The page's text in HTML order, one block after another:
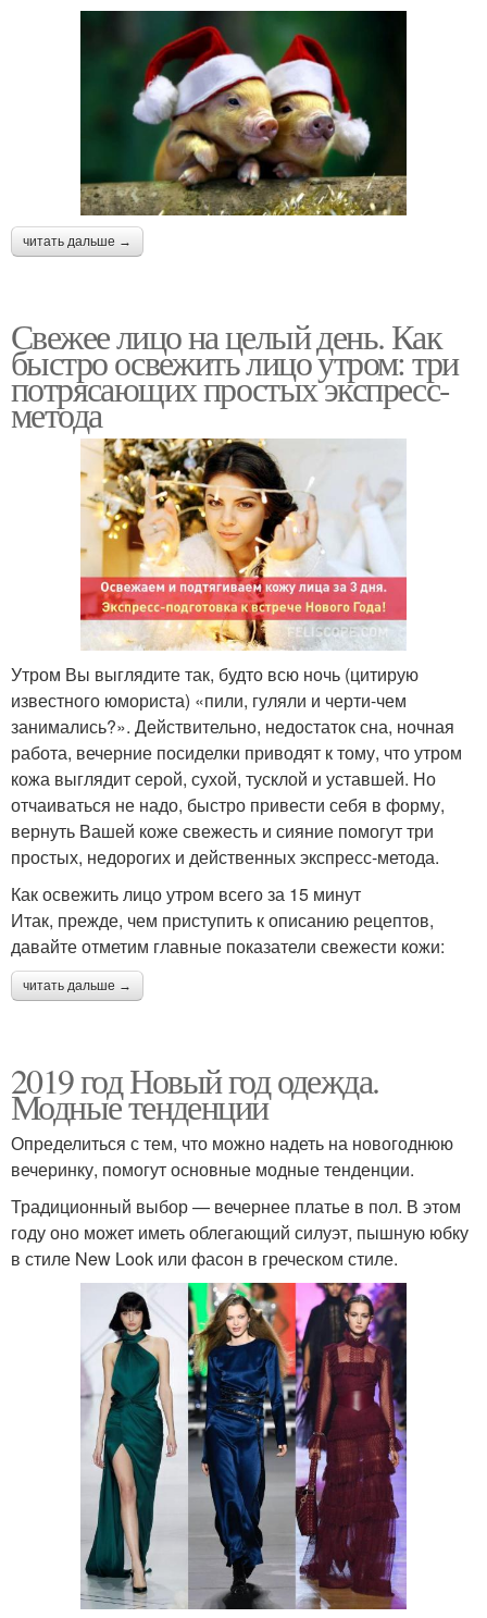
читать дальше →
Свежее лицо на целый день. Как
быстро освежить лицо утром: три
потрясающих простых экспресс-
метода
Утром Вы выглядите так, будто всю ночь (цитирую
известного юмориста) «пили, гуляли и черти-чем
занимались?». Действительно, недостаток сна, ночная
работа, вечерние посиделки приводят к тому, что утром
кожа выглядит серой, сухой, тусклой и уставшей. Но
отчаиваться не надо, быстро привести себя в форму,
вернуть Вашей коже свежесть и сияние помогут три
простых, недорогих и действенных экспресс-метода.
Как освежить лицо утром всего за 15 минут
Итак, прежде, чем приступить к описанию рецептов,
давайте отметим главные показатели свежести кожи:
читать дальше →
2019 год Новый год одежда.
Модные тенденции
Определиться с тем, что можно надеть на новогоднюю
вечеринку, помогут основные модные тенденции.
Традиционный выбор — вечернее платье в пол. В этом
году оно может иметь облегающий силуэт, пышную юбку
в стиле New Look или фасон в греческом стиле.